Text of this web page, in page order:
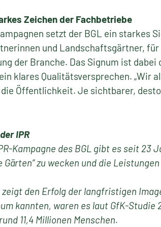
Zeichen der Fachbetriebe
setzt der BGL ein starkes
und Landschaftsgärtner,
der Branche. Das Signum ist
klares Qualitätsversprechen. „Wir
Öffentlichkeit. Je sichtbarer,
IPR
Kampagne des BGL gibt es seit
Gärten“ zu wecken und die
zeigt den Erfolg der langfristigen
kannten, waren es laut GfK-
11,4 Millionen Menschen.